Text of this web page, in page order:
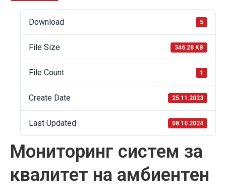
Download 5
File Size 346.28 KB
File Count 1
Create Date 25.11.2023
Last Updated 08.10.2024
Мониторинг систем за
квалитет на амбиентен